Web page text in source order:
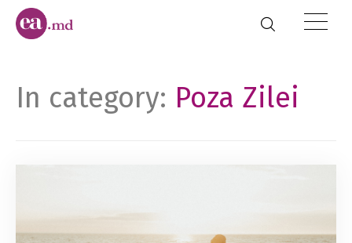
In category: Poza Zilei